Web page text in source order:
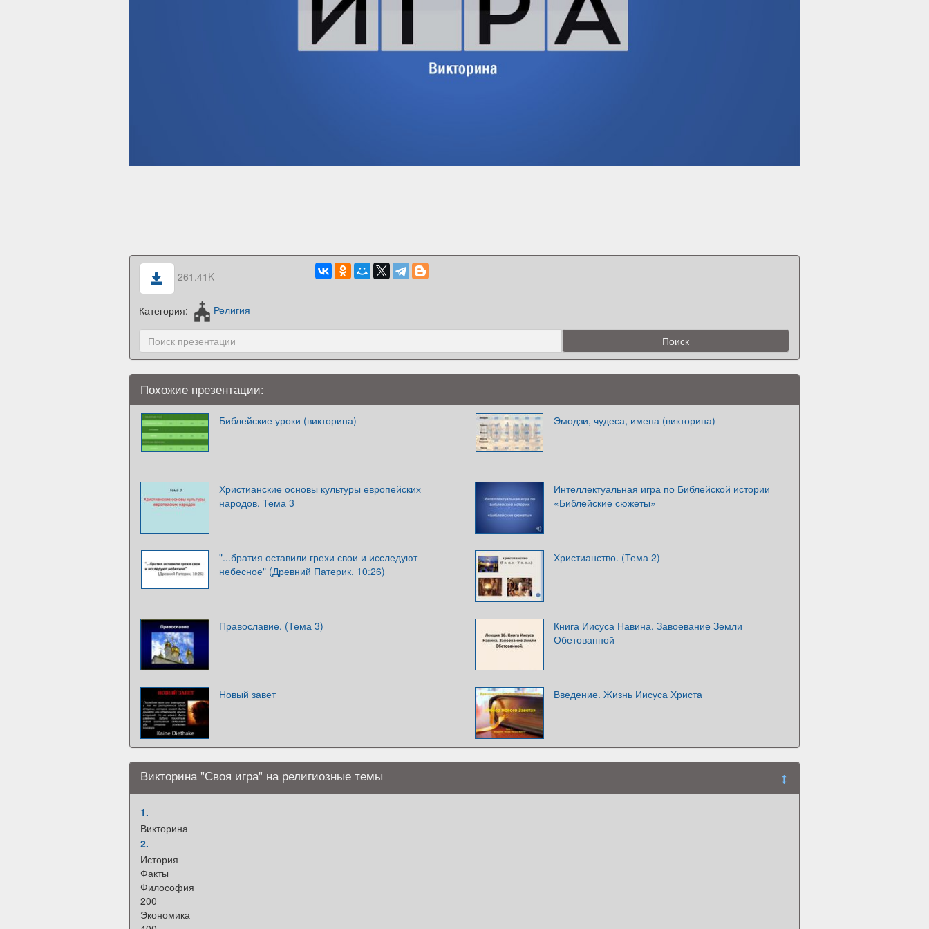
261.41K
Категория: Религия
Похожие презентации:
Библейские уроки (викторина) Эмодзи, чудеса, имена (викторина)
Христианские основы культуры европейских
народов. Тема 3
Интеллектуальная игра по Библейской истории
«Библейские сюжеты»
"...братия оставили грехи свои и исследуют
небесное" (Древний Патерик, 10:26)
Христианство. (Тема 2)
Православие. (Тема 3)
Книга Иисуса Навина. Завоевание Земли
Обетованной
Новый завет Введение. Жизнь Иисуса Христа
Викторина "Своя игра" на религиозные темы
1.
Викторина
2.
История
Факты
Философия
200
Экономика